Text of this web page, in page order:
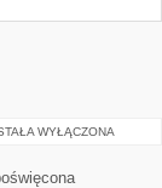
WYŁĄCZONA